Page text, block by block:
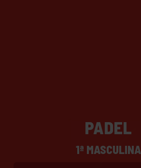
PADEL
1ª MASCULINA